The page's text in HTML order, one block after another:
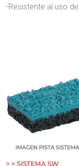
-Resistente al uso